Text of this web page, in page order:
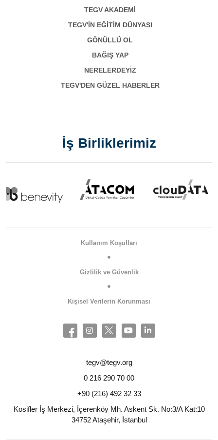
TEGV AKADEMI
TEGV'İN EĞİTİM DÜNYASI
GÖNÜLLÜ OL
BAĞIŞ YAP
NERELERDEYİZ
TEGV'DEN GÜZEL HABERLER
İş Birliklerimiz
Kullanım Koşulları
Gizlilik ve Güvenlik
Kişisel Verilerin Korunması
tegv@tegv.org
0 216 290 70 00
+90 (216) 492 32 33
Kosifler İş Merkezi, İçerenköy Mh. Askent Sk. No:3/A Kat:10
34752 Ataşehir, İstanbul